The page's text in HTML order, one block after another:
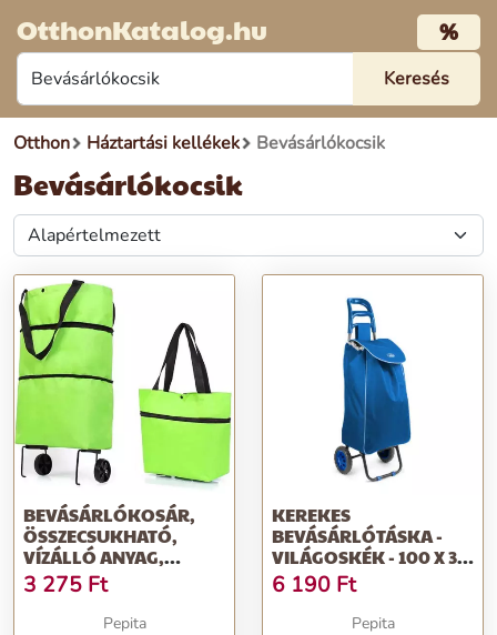
OtthonKatalog.hu %
Otthon Háztartási kellékek Bevásárlókocsik
Bevásárlókocsik
BEVÁSÁRLÓKOSÁR,
ÖSSZECSUKHATÓ,
VÍZÁLLÓ ANYAG,
KÖNNYEN
TISZTÍTHATÓ...
3 275 Ft
Pepita
KEREKES
BEVÁSÁRLÓTÁSKA -
VILÁGOSKÉK - 100 X 36
X 25 CM
6 190 Ft
Pepita